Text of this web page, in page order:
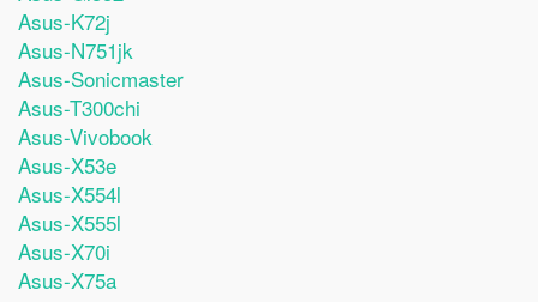
Asus-K72j
Asus-N751jk
Asus-Sonicmaster
Asus-T300chi
Asus-Vivobook
Asus-X53e
Asus-X554l
Asus-X555l
Asus-X70i
Asus-X75a